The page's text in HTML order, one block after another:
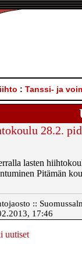
: Tanssi- ja
28.2.
lasten
Pitämän
::
17:46
uutiset